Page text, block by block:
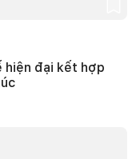
hiện đại kết hợp